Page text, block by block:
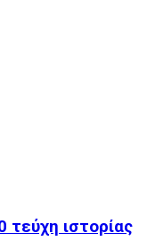
τεύχη ιστορίας